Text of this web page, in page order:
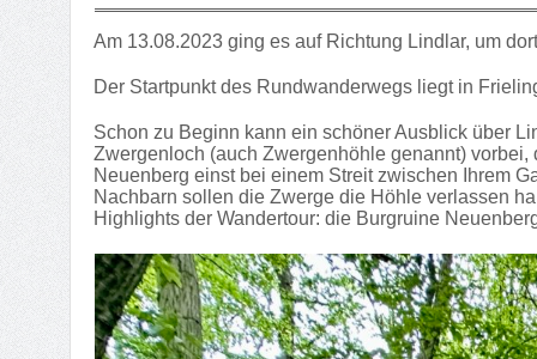
Am 13.08.2023 ging es auf Richtung Lindlar, um
Der Startpunkt des Rundwanderwegs liegt in
Schon zu Beginn kann ein schöner Ausblick über
Zwergenloch (auch Zwergenhöhle genannt)
Neuenberg einst bei einem Streit zwischen Ihrem
Nachbarn sollen die Zwerge die Höhle verlassen
Highlights der Wandertour: die Burgruine